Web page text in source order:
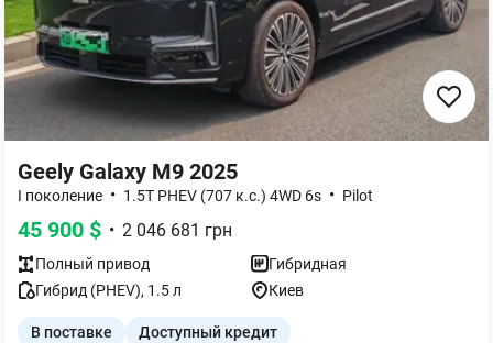
Geely Galaxy M9 2025
I поколение • 1.5T PHEV (707 к.с.) 4WD 6s • Pilot
45 900 $ • 2 046 681 грн
Полный привод
Гибридная
Гибрид (PHEV), 1.5л Киев
В поставке Доступный кредит